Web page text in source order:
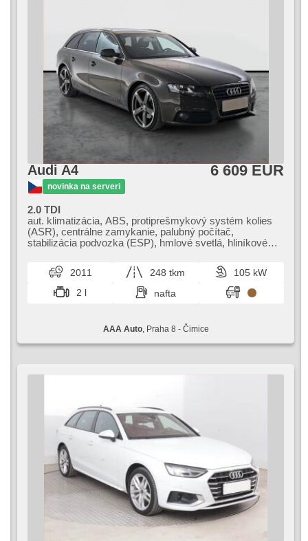
Audi A4
novinka na serveri
6 609 EUR
2.0 TDI
aut. klimatizácia, ABS, protiprešmykový systém kolies
(ASR), centrálne zamykanie, palubný počítač,
stabilizácia podvozka (ESP), hmlové svetlá, hliníkové
manuálna prevodovka
2011 248 tkm
105 kW
2 l
nafta
AAA Auto, Praha 8 - Čimice